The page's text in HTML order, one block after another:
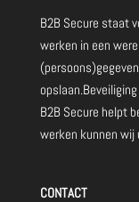
B2B Secure staat
werken in een
B2B Secure helpt
werken kunnen wij
CONTACT